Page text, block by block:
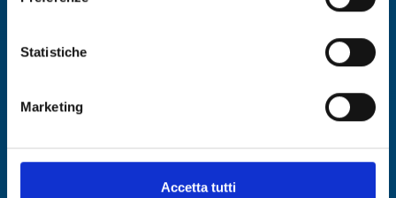
https://www.openinnovation.regione.lombardia.it/it/pr
Statistiche
Marketing
Accetta tutti
ID: TOFR20250818014
DISCOVER MORE →